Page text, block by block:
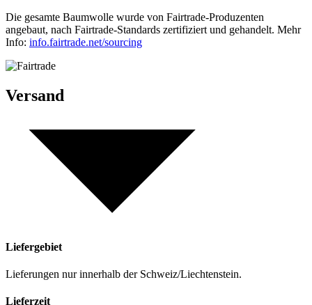
Die gesamte Baumwolle wurde von Fairtrade-Produzenten
angebaut, nach Fairtrade-Standards zertifiziert und gehandelt. Mehr
Info: info.fairtrade.net/sourcing
Versand
Liefergebiet
Lieferungen nur innerhalb der Schweiz/Liechtenstein.
Lieferzeit